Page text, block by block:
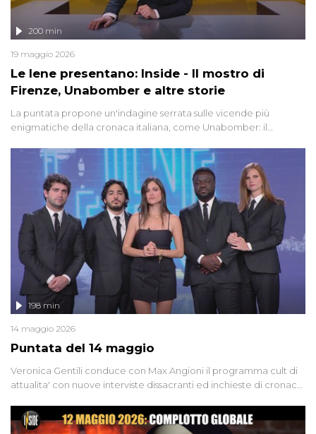
Le Iene presentano: Inside - Il mostro di
Firenze, Unabomber e altre storie
200 min
19 maggio 2026
La puntata propone un'indagine serrata sulle vicende più
enigmatiche della cronaca italiana, come Unabomber: il
'90 e il 2000 che, inquietantemente, potrebbe essere ancora in
libertà. Lo speciale affronta inoltre le zone d'ombra sul Mostro di
Firenze, le cui responsabilità appaiono ancora oggi avvolte in un
groviglio di dubbi mai chiariti. Nel corso dello speciale anche
l'intervista inedita a Olindo Romano, realizzata ne...
Puntata del 14 maggio
198 min
14 maggio 2026
Veronica Gentili conduce con Max Angioni il programma cult di
attualita' con nuove interviste dissacranti ed inchieste di cronaca